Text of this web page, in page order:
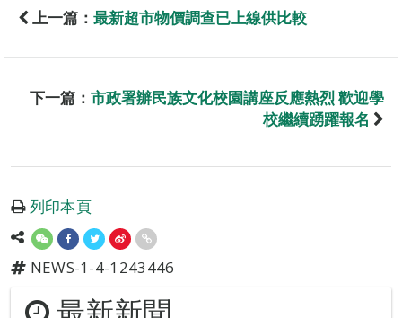
上一篇： 最新超市物價調查已上線供比較
下一篇： 市政署辦民族文化校園講座反應熱烈 歡迎學
校繼續踴躍報名
列印本頁
NEWS-1-4-1243446